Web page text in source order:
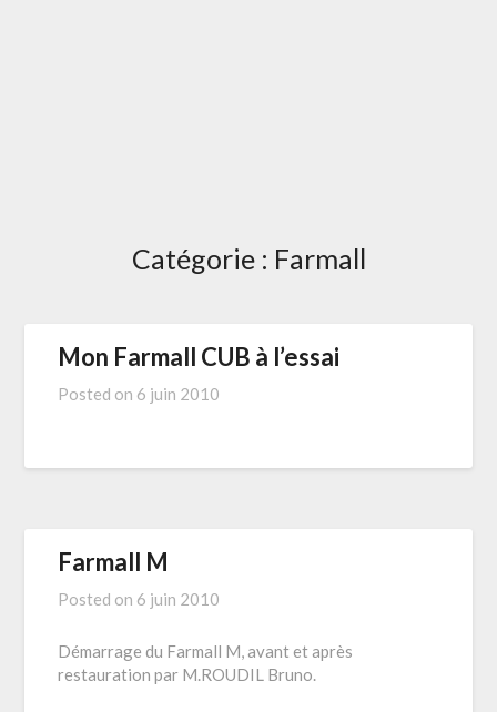
Catégorie : Farmall
Mon Farmall CUB à l’essai
Posted on 6 juin 2010
Farmall M
Posted on 6 juin 2010
Démarrage du Farmall M, avant et après
restauration par M.ROUDIL Bruno.